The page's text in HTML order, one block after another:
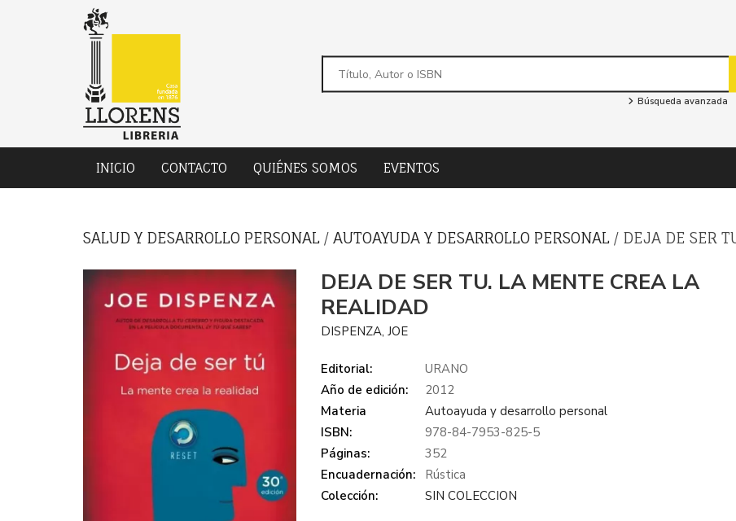
Búsqueda avanzada
INICIO CONTACTO QUIÉNES SOMOS EVENTOS
SALUD Y DESARROLLO PERSONAL / AUTOAYUDA Y DESARROLLO PERSONAL / DEJA DE SER
DEJA DE SER TU. LA MENTE CREA LA
REALIDAD
DISPENZA, JOE
Editorial:
URANO
Año de edición:
2012
Materia
Autoayuda y desarrollo personal
ISBN:
978-84-7953-825-5
Páginas:
352
Encuadernación:
Rústica
Colección:
SIN COLECCION